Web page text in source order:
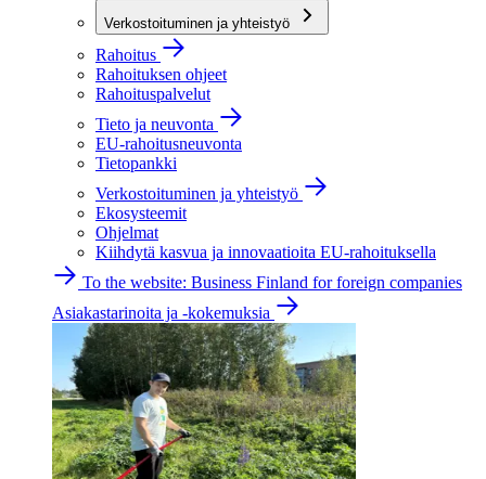
Verkostoituminen ja yhteistyö
Rahoitus
Rahoituksen ohjeet
Rahoituspalvelut
Tieto ja neuvonta
EU-rahoitusneuvonta
Tietopankki
Verkostoituminen ja yhteistyö
Ekosysteemit
Ohjelmat
Kiihdytä kasvua ja innovaatioita EU-rahoituksella
To the website: Business Finland for foreign companies
Asiakastarinoita ja -kokemuksia